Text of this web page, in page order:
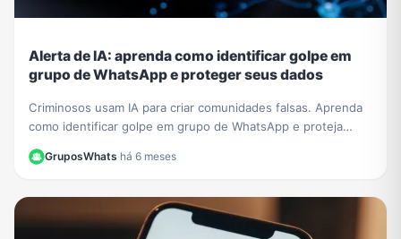
Alerta de IA: aprenda como identificar golpe em
grupo de WhatsApp e proteger seus dados
Criminosos usam IA para criar comunidades falsas. Aprenda
como identificar golpe em grupo de WhatsApp e proteja
GruposWhats·há 6 meses